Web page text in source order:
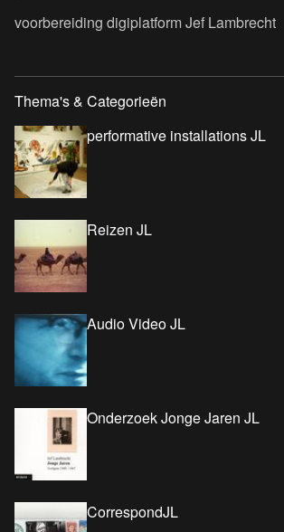
voorbereiding digiplatform Jef Lambrecht
Thema's & Categorieën
performative installations JL
Reizen JL
Audio Video JL
Onderzoek Jonge Jaren JL
CorrespondJL